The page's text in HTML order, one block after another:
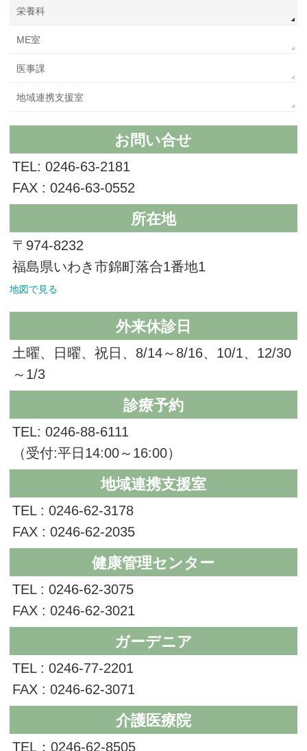
栄養科
ME室
医事課
地域連携支援室
お問い合せ
TEL: 0246-63-2181
FAX : 0246-63-0552
所在地
〒974-8232
福島県いわき市錦町落合1番地1
地図で見る
外来休診日
土曜、日曜、祝日、8/14～8/16、10/1、12/30
～1/3
診療予約
TEL: 0246-88-6111
（受付:平日14:00～16:00）
地域連携支援室
TEL : 0246-62-3178
FAX : 0246-62-2035
健康管理センター
TEL : 0246-62-3075
FAX : 0246-62-3021
ガーデニア
TEL : 0246-77-2201
FAX : 0246-62-3071
介護医療院
TEL：0246-62-8505